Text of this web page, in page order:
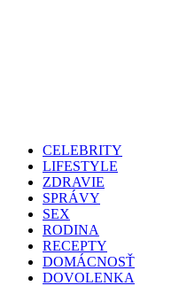
CELEBRITY
LIFESTYLE
ZDRAVIE
SPRÁVY
SEX
RODINA
RECEPTY
DOMÁCNOSŤ
DOVOLENKA